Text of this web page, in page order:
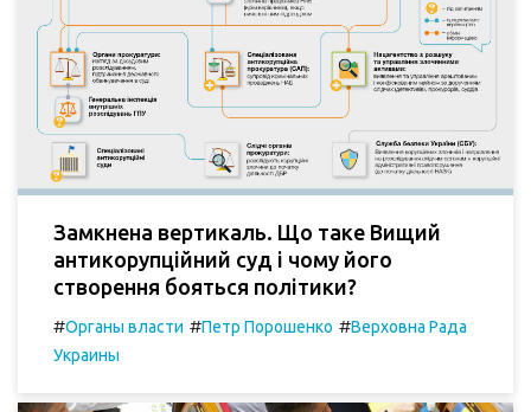
Замкнена вертикаль. Що таке Вищий
антикорупційний суд і чому його
створення бояться політики?
#Органы власти #Петр Порошенко #Верховна Рада
Украины